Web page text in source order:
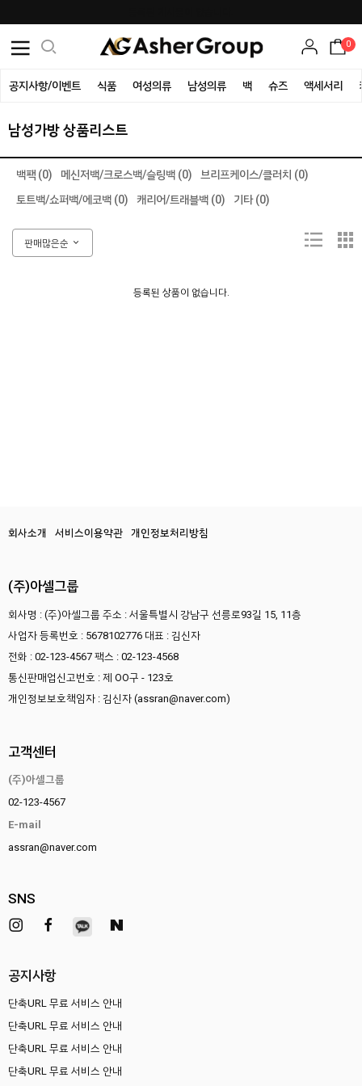
0
공지사항/이벤트 식품 여성의류 남성의류 백 슈즈 액세서리
남성가방 상품리스트
백팩 (0) 메신저백/크로스백/슬링백 (0)
브리프케이스/클러치 (0)
토트백/쇼퍼백/에코백 (0)
캐리어/트래블백 (0) 기타 (0)
판매많은순
등록된 상품이 없습니다.
회사소개 서비스이용약관 개인정보처리방침
(주)아셀그룹
회사명 : (주)아셀그룹 주소 : 서울특별시 강남구 선릉로93길 15, 11층
사업자 등록번호 : 5678102776 대표 : 김신자
전화 : 02-123-4567 팩스 : 02-123-4568
통신판매업신고번호 : 제 OO구 - 123호
개인정보보호책임자 : 김신자 (assran@naver.com)
고객센터
(주)아셀그룹
02-123-4567
E-mail
assran@naver.com
SNS
공지사항
단축URL 무료 서비스 안내
단축URL 무료 서비스 안내
단축URL 무료 서비스 안내
단축URL 무료 서비스 안내